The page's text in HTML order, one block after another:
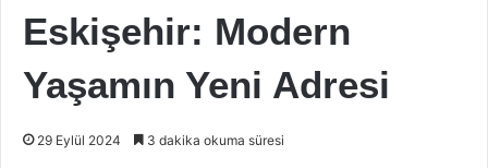
Eskişehir: Modern
Yaşamın Yeni Adresi
29 Eylül 2024 3 dakika okuma süresi